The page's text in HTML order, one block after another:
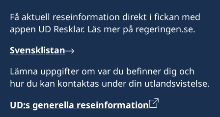
Få aktuell reseinformation direkt i fickan med
appen UD Resklar. Läs mer på regeringen.se.
Svensklistan
Lämna uppgifter om var du befinner dig och
hur du kan kontaktas under din utlandsvistelse.
UD:s generella reseinformation